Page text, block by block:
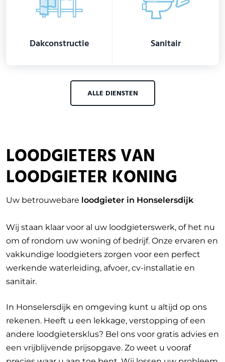
Dakconstructie Sanitair
ALLE DIENSTEN
LOODGIETERS VAN
LOODGIETER KONING
Uw betrouwebare loodgieter in Honselersdijk
Wij staan klaar voor al uw loodgieterswerk, of het nu
om of rondom uw woning of bedrijf. Onze ervaren en
vakkundige loodgieters zorgen voor een perfect
werkende waterleiding, afvoer, cv-installatie en
sanitair.
In Honselersdijk en omgeving kunt u altijd op ons
rekenen. Heeft u een lekkage, verstopping of een
andere loodgietersklus? Bel ons voor gratis advies en
een vrijblijvende prijsopgave. Zo weet u vooraf